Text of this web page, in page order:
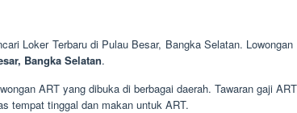
Loker Terbaru di Pulau Besar, Bangka Selatan.
Bangka Selatan.
ART yang dibuka di berbagai daerah. Tawaran gaji
tempat tinggal dan makan untuk ART.